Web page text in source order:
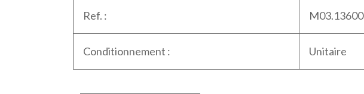
Ref. : M03.13600
Conditionnement : Unitaire